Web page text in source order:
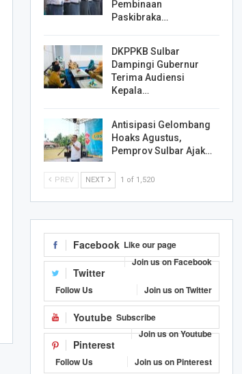
Pembinaan
Paskibraka…
DKPPKB Sulbar
Dampingi Gubernur
Terima Audiensi
Kepala…
Antisipasi Gelombang
Hoaks Agustus,
Pemprov Sulbar Ajak…
PREV NEXT 1 of 1,520
Facebook Like our page
Join us on Facebook
Twitter
Follow Us Join us on Twitter
Youtube Subscribe
Join us on Youtube
Pinterest
Follow Us Join us on Pinterest